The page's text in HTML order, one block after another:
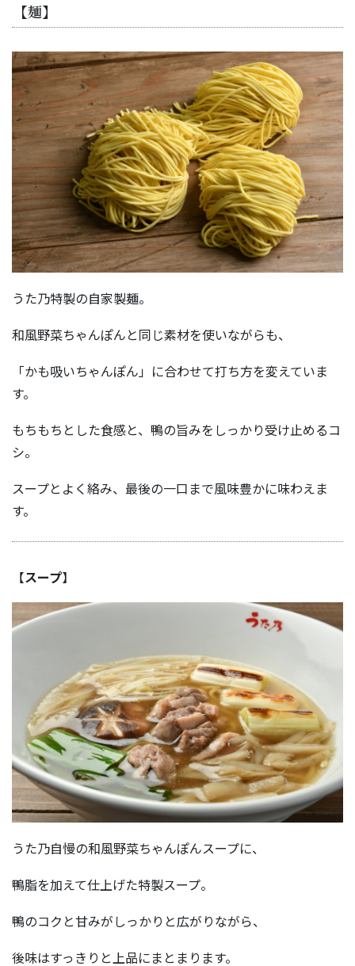
【麺】
うた乃特製の自家製麺。
和風野菜ちゃんぽんと同じ素材を使いながらも、
「かも吸いちゃんぽん」に合わせて打ち方を変えていま
す。
もちもちとした食感と、鴨の旨みをしっかり受け止めるコ
シ。
スープとよく絡み、最後の一口まで風味豊かに味わえま
す。
【スープ】
うた乃自慢の和風野菜ちゃんぽんスープに、
鴨脂を加えて仕上げた特製スープ。
鴨のコクと甘みがしっかりと広がりながら、
後味はすっきりと上品にまとまります。